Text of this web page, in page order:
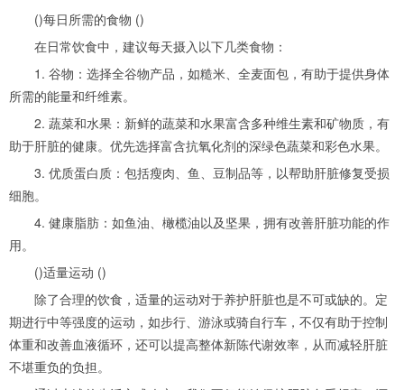
()每日所需的食物 ()
在日常饮食中，建议每天摄入以下几类食物：
1. 谷物：选择全谷物产品，如糙米、全麦面包，有助于提供身体
所需的能量和纤维素。
2. 蔬菜和水果：新鲜的蔬菜和水果富含多种维生素和矿物质，有
助于肝脏的健康。优先选择富含抗氧化剂的深绿色蔬菜和彩色水果。
3. 优质蛋白质：包括瘦肉、鱼、豆制品等，以帮助肝脏修复受损
细胞。
4. 健康脂肪：如鱼油、橄榄油以及坚果，拥有改善肝脏功能的作
用。
()适量运动 ()
除了合理的饮食，适量的运动对于养护肝脏也是不可或缺的。定
期进行中等强度的运动，如步行、游泳或骑自行车，不仅有助于控制
体重和改善血液循环，还可以提高整体新陈代谢效率，从而减轻肝脏
不堪重负的负担。